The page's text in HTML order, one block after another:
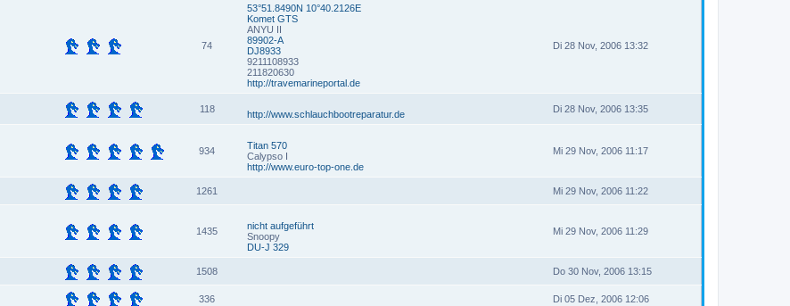
74
53°51.8490N 10°40.2126E
Komet GTS
ANYU II
89902-A
DJ8933
9211108933
211820630
http://travemarineportal.de
Di 28 Nov, 2006 13:32
118 http://www.schlauchbootreparatur.de Di 28 Nov, 2006 13:35
934
Titan 570
Calypso I
http://www.euro-top-one.de
Mi 29 Nov, 2006 11:17
1261 Mi 29 Nov, 2006 11:22
1435
nicht aufgeführt
Snoopy
DU-J 329
Mi 29 Nov, 2006 11:29
1508 Do 30 Nov, 2006 13:15
336 Di 05 Dez, 2006 12:06